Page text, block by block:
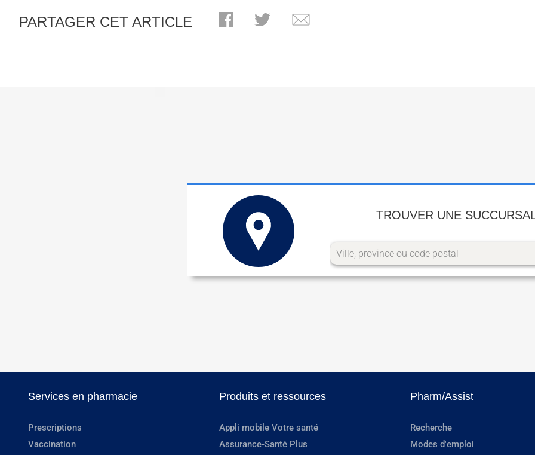
PARTAGER CET ARTICLE
TROUVER UNE
Services en pharmacie
Prescriptions
Vaccination
Produits et ressources
Appli mobile Votre santé
Assurance-Santé Plus
Pharm/Assist
Recherche
Modes d'emploi